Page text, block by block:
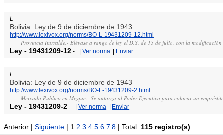
L
Bolivia: Ley de 9 de diciembre de 1943
http://www.lexivox.org/norms/BO-L-19431209-12.html
Provincia Iturralde.- Elévase a rango de ley el D.S. de 15 de julio, con la
Ley - 19431209-12 - |Ver norma | Enviar
L
Bolivia: Ley de 9 de diciembre de 1943
http://www.lexivox.org/norms/BO-L-19431209-2.html
Mercado Publico en Mizque.- Se autoriza al Poder Ejecutivo para colocar un
Ley - 19431209-2 - |Ver norma | Enviar
Anterior |Siguiente | 1 2 3 4 5 6 7 8 | Total: 115 registro(s)